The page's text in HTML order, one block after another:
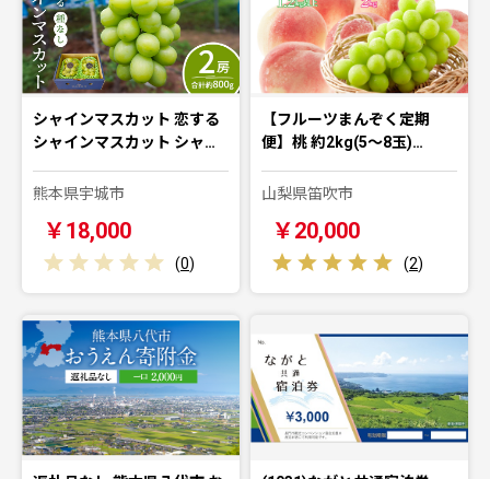
シャインマスカット 恋する
シャインマスカット シャ…
熊本県宇城市
￥18,000
(0)
【フルーツまんぞく定期
便】桃 約2kg(5～8玉)…
山梨県笛吹市
￥20,000
(2)